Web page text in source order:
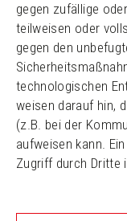
gegen zufällige
teilweisen oder
gegen den
technologischen
weisen darauf hin,
(z.B. bei der
aufweisen kann.
Zugriff durch Dritte